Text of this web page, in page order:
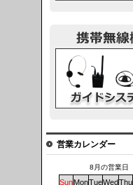
営業カレンダー
8月の営業日
SunMonTueWedThu